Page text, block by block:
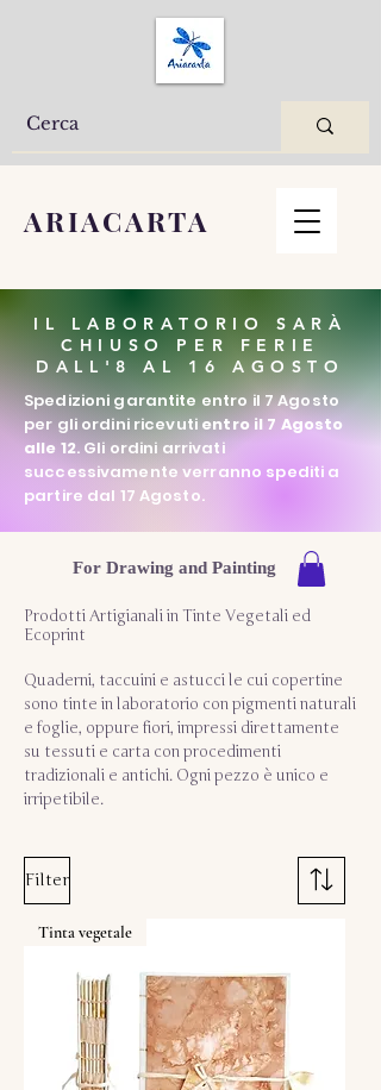
ARIACARTA
IL LABORATORIO SARÀ
CHIUSO PER FERIE
DALL'8 AL 16 AGOSTO
Spedizioni garantite entro il 7 Agosto
per gli ordini ricevutientro il 7 Agosto
alle 12. Gli ordini arrivati
successivamente verranno spediti a
partire dal 17 Agosto.
For Drawing and Painting
Prodotti Artigianali in Tinte Vegetali ed
Ecoprint
Quaderni, taccuini e astucci le cui copertine
sono tinte in laboratorio con pigmenti naturali
e foglie, oppure fiori, impressi direttamente
su tessuti e carta con procedimenti
tradizionali e antichi. Ogni pezzo è unico e
irripetibile.
Filter
Tinta vegetale